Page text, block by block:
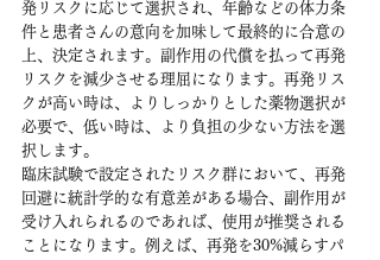
発リスクに応じて選択され、年齢などの体力条
件と患者さんの意向を加味して最終的に合意の
上、決定されます。副作用の代償を払って再発
リスクを減少させる理屈になります。再発リス
クが高い時は、よりしっかりとした薬物選択が
必要で、低い時は、より負担の少ない方法を選
択します。
臨床試験で設定されたリスク群において、再発
回避に統計学的な有意差がある場合、副作用が
受け入れられるのであれば、使用が推奨される
ことになります。例えば、再発を30%減らすパ